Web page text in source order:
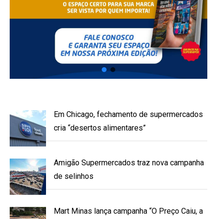
Em Chicago, fechamento de supermercados
cria “desertos alimentares”
Amigão Supermercados traz nova campanha
de selinhos
Mart Minas lança campanha “O Preço Caiu, a